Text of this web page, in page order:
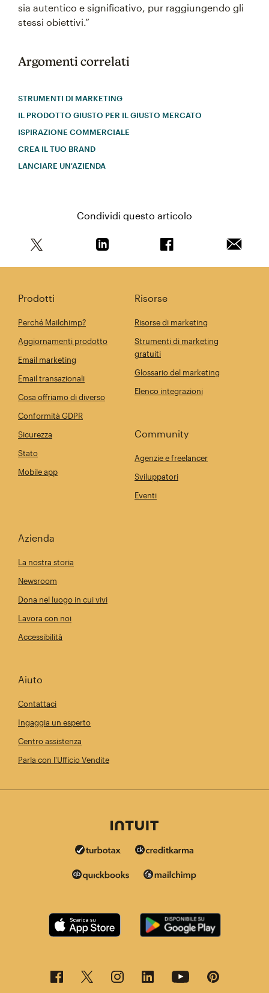
sia autentico e significativo, pur raggiungendo gli
stessi obiettivi.”
Argomenti correlati
STRUMENTI DI MARKETING
IL PRODOTTO GIUSTO PER IL GIUSTO MERCATO
ISPIRAZIONE COMMERCIALE
CREA IL TUO BRAND
LANCIARE UN'AZIENDA
Condividi questo articolo
Prodotti
Perché Mailchimp?
Aggiornamenti prodotto
Email marketing
Email transazionali
Cosa offriamo di diverso
Conformità GDPR
Sicurezza
Stato
Mobile app
Risorse
Risorse di marketing
Strumenti di marketing
gratuiti
Glossario del marketing
Elenco integrazioni
Community
Agenzie e freelancer
Sviluppatori
Eventi
Azienda
La nostra storia
Newsroom
Dona nel luogo in cui vivi
Lavora con noi
Accessibilità
Aiuto
Contattaci
Ingaggia un esperto
Centro assistenza
Parla con l'Ufficio Vendite